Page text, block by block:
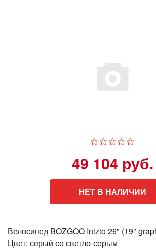
49 104 руб.
НЕТ В НАЛИЧИИ
Велосипед BOZGOO Inizio 26" (19"
Цвет: серый со светло-серым